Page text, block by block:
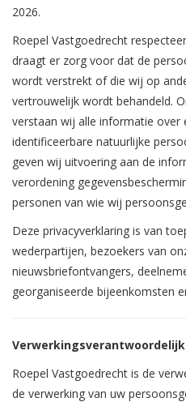
2026.
Roepel Vastgoedrecht
draagt er zorg voor dat de
wordt verstrekt of die wij op
vertrouwelijk wordt behandeld.
verstaan wij alle informatie over
identificeerbare natuurlijke
geven wij uitvoering aan de
verordening
personen van wie wij
Deze privacyverklaring is van
wederpartijen, bezoekers van
nieuwsbriefontvangers,
georganiseerde bijeenkomsten
Roepel Vastgoedrecht is de
de verwerking van uw